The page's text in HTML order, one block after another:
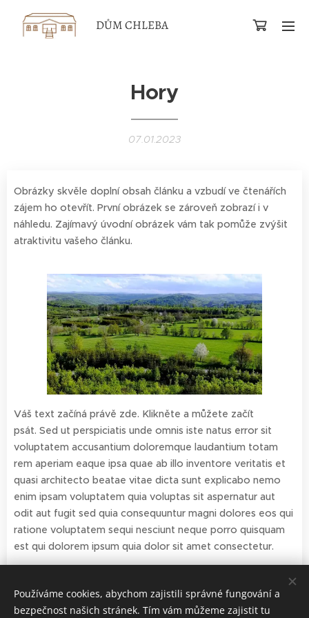
DŮM CHLEBA
Hory
07.01.2023
Obrázky skvěle doplní obsah článku a vzbudí ve čtenářích
zájem ho otevřít. První obrázek se zároveň zobrazí i v
náhledu. Zajímavý úvodní obrázek vám tak pomůže zvýšit
atraktivitu vašeho článku.
Váš text začíná právě zde. Klikněte a můžete začít
psát. Sed ut perspiciatis unde omnis iste natus error sit
voluptatem accusantium doloremque laudantium totam
rem aperiam eaque ipsa quae ab illo inventore veritatis et
quasi architecto beatae vitae dicta sunt explicabo nemo
enim ipsam voluptatem quia voluptas sit aspernatur aut
odit aut fugit sed quia consequuntur magni dolores eos qui
ratione voluptatem sequi nesciunt neque porro quisquam
est qui dolorem ipsum quia dolor sit amet consectetur.
Share
Používáme cookies, abychom zajistili správné fungování a
bezpečnost našich stránek. Tím vám můžeme zajistit tu